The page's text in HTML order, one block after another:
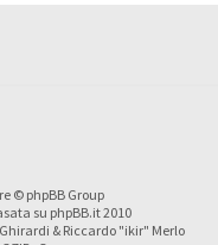
© phpBB Group
su phpBB.it 2010
& Riccardo "ikir" Merlo